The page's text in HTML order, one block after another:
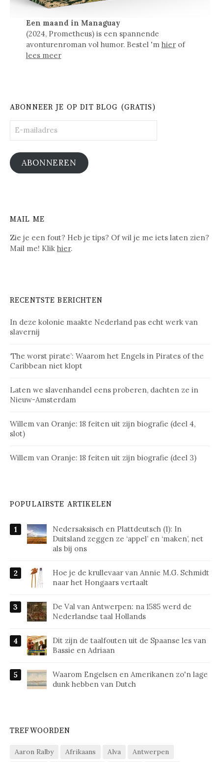
Een maand in Managuay
(2024, Prometheus) is een spannende
avonturenroman vol humor. Bestel 'm hierof
lees meer
ABONNEER JE OP DIT BLOG (GRATIS)
mailadres
ABONNEREN
MAIL ME
Zie je een fout? Heb je tips? Of wil je me iets laten zien?
Mail me! Klik hier.
RECENTSTE BERICHTEN
In deze kolonie maakte Nederland pas echt werk van
slavernij
‘The worst pirate’: Waarom het Engels in Pirates of the
Caribbean niet klopt
Laten we slavenhandel eens proberen, dachten ze in
Nieuw-Amsterdam
Willem van Oranje: 18 feiten uit zijn biografie (deel 4,
slot)
Willem van Oranje: 18 feiten uit zijn biografie (deel 3)
POPULAIRSTE ARTIKELEN
Nedersaksisch en Plattdeutsch (1): In
Duitsland zeggen ze ‘appel’ en ‘maken’, net
als bij ons
Hoe je de krullevaar van Annie M.G. Schmidt
naar het Hongaars vertaalt
De Val van Antwerpen: na 1585 werd de
Nederlandse taal Hollands
Dit zijn de taalfouten uit de Spaanse les van
Bassie en Adriaan
Waarom Engelsen en Amerikanen zo'n lage
dunk hebben van Dutch
TREFWOORDEN
Aaron Ralby Afrikaans Alva Antwerpen